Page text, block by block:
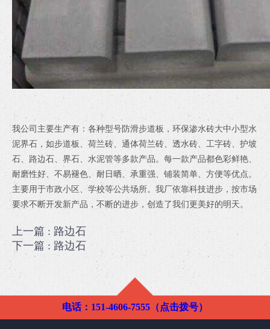
我公司主要生产有：各种型号防滑步道板，环保渗水砖大中小型水
泥界石，如步道板、荷兰砖、通体荷兰砖、透水砖、工字砖、护坡
石、路边石、界石、水泥管等多款产品。每一款产品都色彩鲜艳、
耐磨性好、不易褪色、耐日晒、承重强、铺装简单、方便等优点。
主要用于市政小区、学校等公共场所。我厂依靠科技进步，按市场
要求不断开发新产品，不断的进步，创造了我们更美好的明天。
上一篇 : 路边石
下一篇 : 路边石
电话：151-4606-7555（点击拨号）